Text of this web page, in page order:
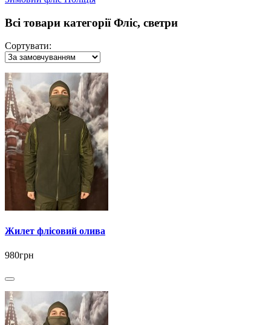
Всі товари категорії Фліс, светри
Сортувати:
Жилет флісовий олива
980грн